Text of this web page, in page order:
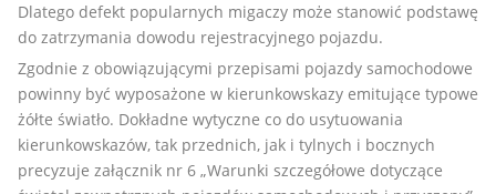
Dlatego defekt popularnych migaczy może stanowić podstawę
do zatrzymania dowodu rejestracyjnego pojazdu.
Zgodnie z obowiązującymi przepisami pojazdy samochodowe
powinny być wyposażone w kierunkowskazy emitujące typowe
żółte światło. Dokładne wytyczne co do usytuowania
kierunkowskazów, tak przednich, jak i tylnych i bocznych
precyzuje załącznik nr 6 „Warunki szczegółowe dotyczące